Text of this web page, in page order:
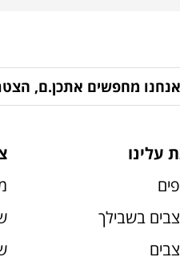
אנחנו מחפשים אתכן.ם,
עלינו
בשבילך